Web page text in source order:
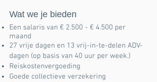
Wat we je bieden
Een salaris van € 2.500 - € 4.500 per
maand
27 vrije dagen en 13 vrij-in-te-delen ADV-
dagen (op basis van 40 uur per week.)
Reiskostenvergoeding
Goede collectieve verzekering